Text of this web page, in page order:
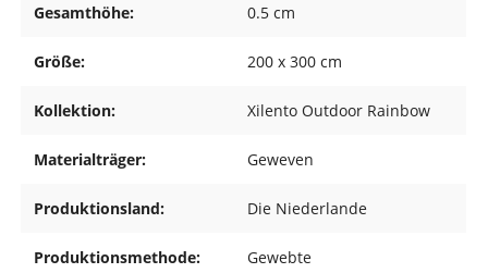
Gesamthöhe: 0.5 cm
Größe: 200 x 300 cm
Kollektion: Xilento Outdoor Rainbow
Materialträger: Geweven
Produktionsland: Die Niederlande
Produktionsmethode: Gewebte